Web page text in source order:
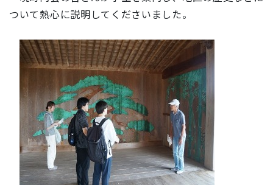
ついて熱心に説明してくださいました。